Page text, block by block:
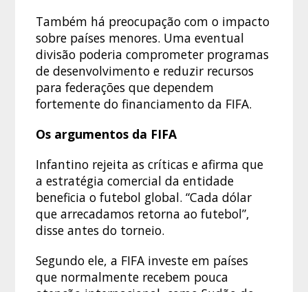
Também há preocupação com o impacto
sobre países menores. Uma eventual
divisão poderia comprometer programas
de desenvolvimento e reduzir recursos
para federações que dependem
fortemente do financiamento da FIFA.
Os argumentos da FIFA
Infantino rejeita as críticas e afirma que
a estratégia comercial da entidade
beneficia o futebol global. “Cada dólar
que arrecadamos retorna ao futebol”,
disse antes do torneio.
Segundo ele, a FIFA investe em países
que normalmente recebem pouca